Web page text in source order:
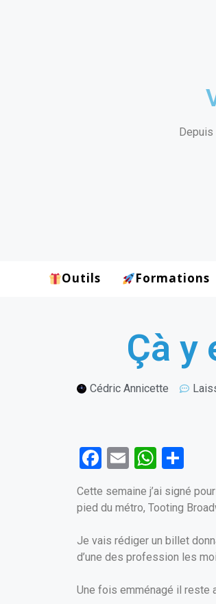
Outils Formations
Çà y
Cédric Annicette
F
ce
o
o
k
E
m
ail
W
h
at
A
p
p
ar
ta
er
Cette semaine j’ai signé
pied du métro, Tooting
Je vais rédiger un billet
d’une des profession les
Une fois emménagé il reste